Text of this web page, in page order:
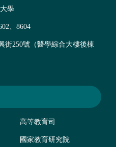
學
、8604
街250號（醫學綜合大樓後棟
高等教育司
國家教育研究院